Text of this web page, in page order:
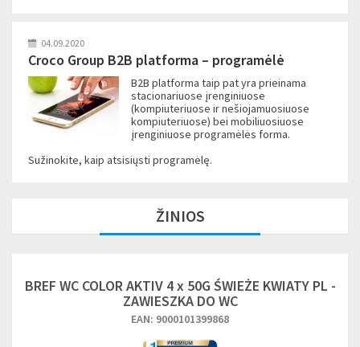
04.09.2020
Croco Group B2B platforma – programėlė
B2B platforma taip pat yra prieinama
stacionariuose įrenginiuose
(kompiuteriuose ir nešiojamuosiuose
kompiuteriuose) bei mobiliuosiuose
įrenginiuose programėlės forma.
Sužinokite, kaip atsisiųsti programėlę.
ŽINIOS
BREF WC COLOR AKTIV 4 x 50G ŚWIEŻE KWIATY PL -
ZAWIESZKA DO WC
EAN: 9000101399868